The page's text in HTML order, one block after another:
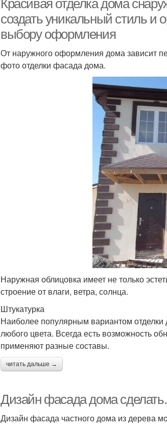
Красивая отделка дома
создать уникальный стиль и
выбору оформления
От наружного оформления дома зависит
фото отделки фасада дома.
Наружная облицовка имеет не только
строение от влаги, ветра, солнца.
Штукатурка
Наиболее популярным вариантом отделки
любого цвета. Всегда есть возможность
применяют разные составы.
читать дальше →
Дизайн фасада дома
Дизайн фасада частного дома из дерева